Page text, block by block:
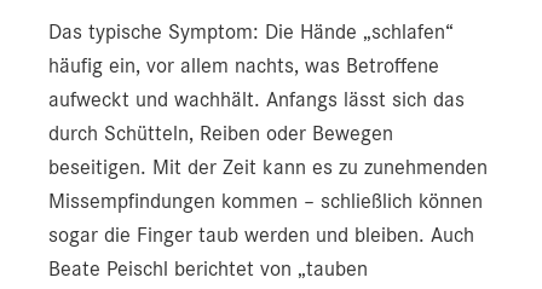
Das typische Symptom: Die Hände „schlafen“
häufig ein, vor allem nachts, was Betroffene
aufweckt und wachhält. Anfangs lässt sich das
durch Schütteln, Reiben oder Bewegen
beseitigen. Mit der Zeit kann es zu zunehmenden
Missempfindungen kommen – schließlich können
sogar die Finger taub werden und bleiben. Auch
Beate Peischl berichtet von „tauben